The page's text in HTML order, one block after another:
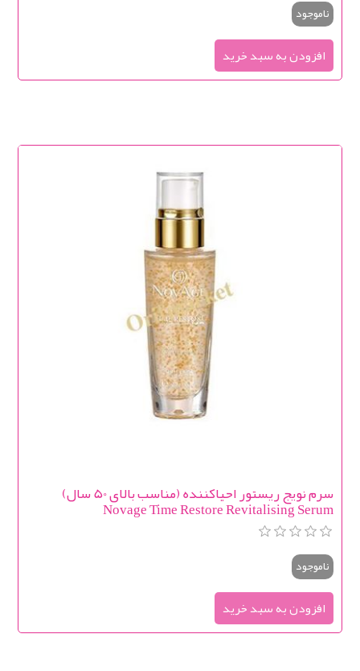
ناموجود
سرم نویج ریستور احیاکننده (مناسب بالای 50 سال)
Novage Time Restore Revitalising Serum
ناموجود